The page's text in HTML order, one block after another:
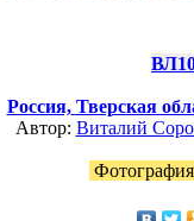
Россия, Тверская
Автор: Виталий